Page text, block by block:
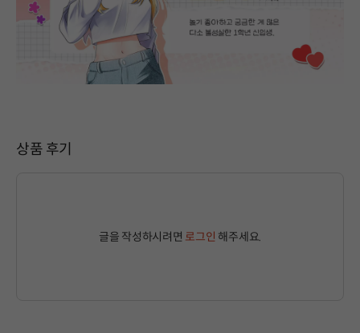
상품 후기
글을 작성하시려면 로그인 해주세요.